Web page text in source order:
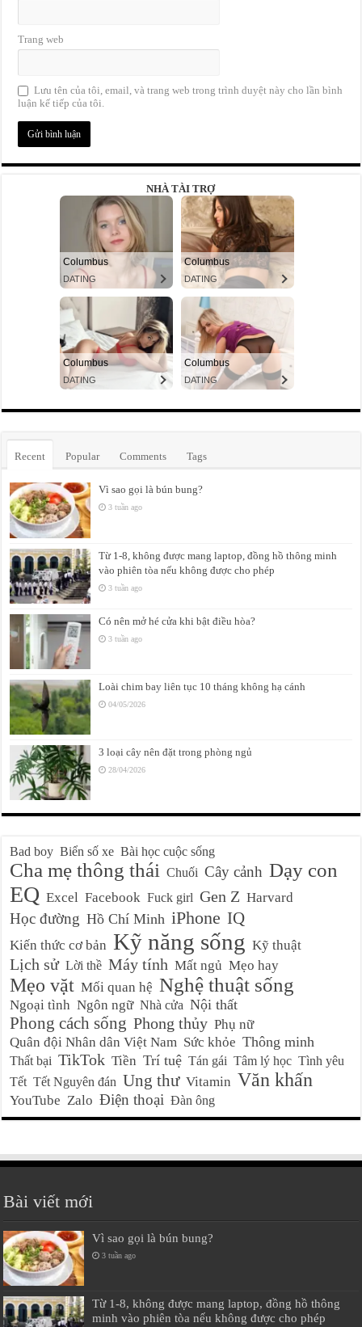
Trang web
Lưu tên của tôi, email, và trang web trong trình duyệt này cho lần bình
luận kế tiếp của tôi.
NHÀ TÀI TRỢ
Recent Popular Comments Tags
Vì sao gọi là bún bung?
3 tuần ago
Từ 1-8, không được mang laptop, đồng hồ thông minh
vào phiên tòa nếu không được cho phép
3 tuần ago
Có nên mở hé cửa khi bật điều hòa?
3 tuần ago
Loài chim bay liên tục 10 tháng không hạ cánh
04/05/2026
3 loại cây nên đặt trong phòng ngủ
28/04/2026
Bad boy Biển số xe Bài học cuộc sống
Cha mẹ thông thái Chuối Cây cảnh Dạy con
EQ Excel Facebook Fuck girl Gen Z Harvard
Học đường Hồ Chí Minh iPhone IQ
Kiến thức cơ bản Kỹ năng sống Kỹ thuật
Lịch sử Lời thề Máy tính Mất ngủ Mẹo hay
Mẹo vặt Mối quan hệ Nghệ thuật sống
Ngoại tình Ngôn ngữ Nhà cửa Nội thất
Phong cách sống Phong thủy Phụ nữ
Quân đội Nhân dân Việt Nam Sức khỏe Thông minh
Thất bại TikTok Tiền Trí tuệ Tán gái Tâm lý học Tình yêu
Tết Tết Nguyên đán Ung thư Vitamin Văn khấn
YouTube Zalo Điện thoại Đàn ông
Bài viết mới
Vì sao gọi là bún bung?
3 tuần ago
Từ 1-8, không được mang laptop, đồng hồ thông
minh vào phiên tòa nếu không được cho phép